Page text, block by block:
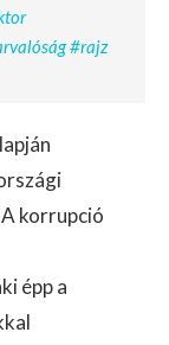
#rajz
korrupció
épp a